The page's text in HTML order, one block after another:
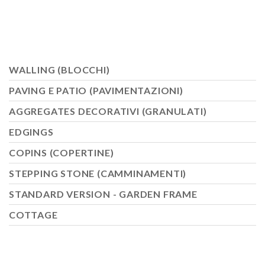
WALLING (BLOCCHI)
PAVING E PATIO (PAVIMENTAZIONI)
AGGREGATES DECORATIVI (GRANULATI)
EDGINGS
COPINS (COPERTINE)
STEPPING STONE (CAMMINAMENTI)
STANDARD VERSION - GARDEN FRAME
COTTAGE